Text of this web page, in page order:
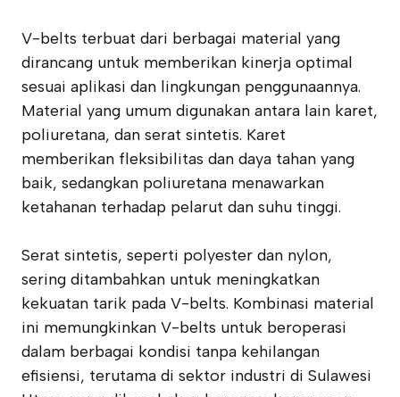
V-belts terbuat dari berbagai material yang
dirancang untuk memberikan kinerja optimal
sesuai aplikasi dan lingkungan penggunaannya.
Material yang umum digunakan antara lain karet,
poliuretana, dan serat sintetis. Karet
memberikan fleksibilitas dan daya tahan yang
baik, sedangkan poliuretana menawarkan
ketahanan terhadap pelarut dan suhu tinggi.
Serat sintetis, seperti polyester dan nylon,
sering ditambahkan untuk meningkatkan
kekuatan tarik pada V-belts. Kombinasi material
ini memungkinkan V-belts untuk beroperasi
dalam berbagai kondisi tanpa kehilangan
efisiensi, terutama di sektor industri di Sulawesi